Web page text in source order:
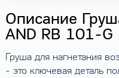
Описание
AND RB 101-G
Груша для нагнетания
- это ключевая деталь